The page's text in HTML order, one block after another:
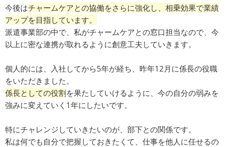
今後はチャームケアとの協働をさらに強化し、相乗効果で業績
アップを目指しています。
派遣事業部の中で、私がチャームケアとの窓口担当なので、今
以上に密な連携が取れるように創意工夫していきます。
個人的には、入社してから5年が経ち、昨年12月に係長の役職
をいただきました。
係長としての役割を果たしていけるように、今の自分の弱みを
強みに変えていく1年にしたいです。
特にチャレンジしていきたいのが、部下との関係です。
私は何でも自分で把握しておきたくて、仕事を他人に任せるの